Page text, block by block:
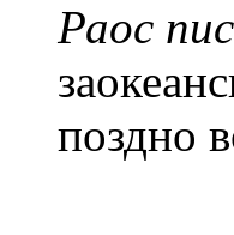
Раос
поздно